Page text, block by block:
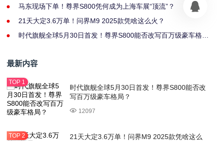
马东现场下单！尊界S800凭何成为上海车展“顶流”？
21天大定3.6万单！问界M9 2025款凭啥这么火？
时代旗舰全球5月30日首发！尊界S800能否改写百万级豪车格
最新内容
时代旗舰全球5月30日首发！尊界S800能否改
写百万级豪车格局？
12097
21天大定3.6万单！问界M9 2025款凭啥这么